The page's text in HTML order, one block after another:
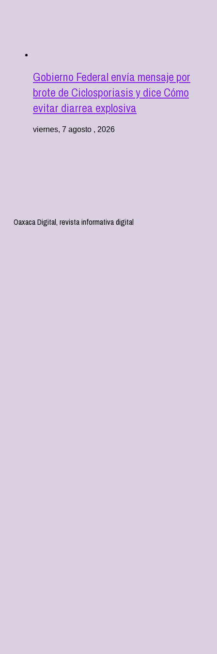
Gobierno Federal envía mensaje por
brote de Ciclosporiasis y dice Cómo
evitar diarrea explosiva
viernes, 7 agosto , 2026
Oaxaca Digital, revista informativa digital